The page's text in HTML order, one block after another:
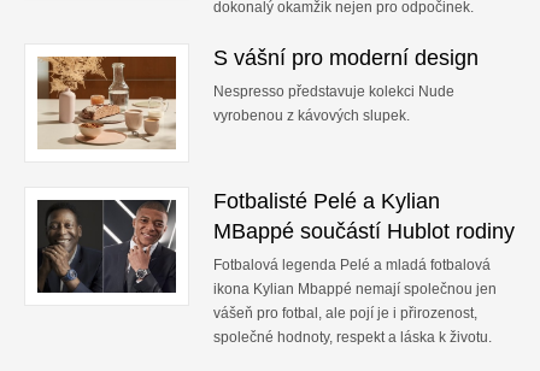
dokonalý okamžik nejen pro odpočinek.
S vášní pro moderní design
Nespresso představuje kolekci Nude
vyrobenou z kávových slupek.
Fotbalisté Pelé a Kylian
MBappé součástí Hublot rodiny
Fotbalová legenda Pelé a mladá fotbalová
ikona Kylian Mbappé nemají společnou jen
vášeň pro fotbal, ale pojí je i přirozenost,
společné hodnoty, respekt a láska k životu.